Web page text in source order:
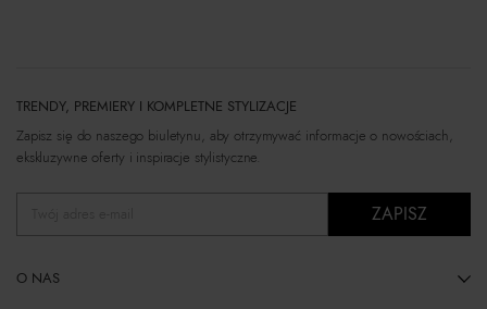
TRENDY, PREMIERY I KOMPLETNE STYLIZACJE
Zapisz się do naszego biuletynu, aby otrzymywać informacje o nowościach,
ekskluzywne oferty i inspiracje stylistyczne.
ZAPISZ
O NAS